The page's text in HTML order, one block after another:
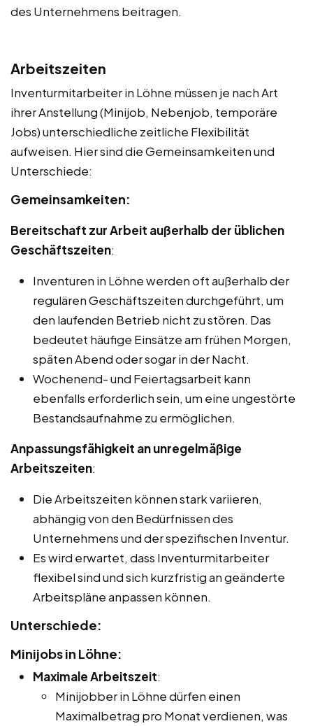
des Unternehmens beitragen.
Arbeitszeiten
Inventurmitarbeiter in Löhne müssen je nach Art
ihrer Anstellung (Minijob, Nebenjob, temporäre
Jobs) unterschiedliche zeitliche Flexibilität
aufweisen. Hier sind die Gemeinsamkeiten und
Unterschiede:
Gemeinsamkeiten:
Bereitschaft zur Arbeit außerhalb der üblichen
Geschäftszeiten:
Inventuren in Löhne werden oft außerhalb der
regulären Geschäftszeiten durchgeführt, um
den laufenden Betrieb nicht zu stören. Das
bedeutet häufige Einsätze am frühen Morgen,
späten Abend oder sogar in der Nacht.
Wochenend- und Feiertagsarbeit kann
ebenfalls erforderlich sein, um eine ungestörte
Bestandsaufnahme zu ermöglichen.
Anpassungsfähigkeit an unregelmäßige
Arbeitszeiten:
Die Arbeitszeiten können stark variieren,
abhängig von den Bedürfnissen des
Unternehmens und der spezifischen Inventur.
Es wird erwartet, dass Inventurmitarbeiter
flexibel sind und sich kurzfristig an geänderte
Arbeitspläne anpassen können.
Unterschiede:
Minijobs in Löhne:
Maximale Arbeitszeit:
Minijobber in Löhne dürfen einen
Maximalbetrag pro Monat verdienen, was